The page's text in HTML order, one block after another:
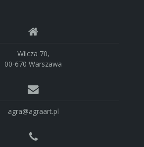
Wilcza 70,
00-670 Warszawa
agra@agraart.pl